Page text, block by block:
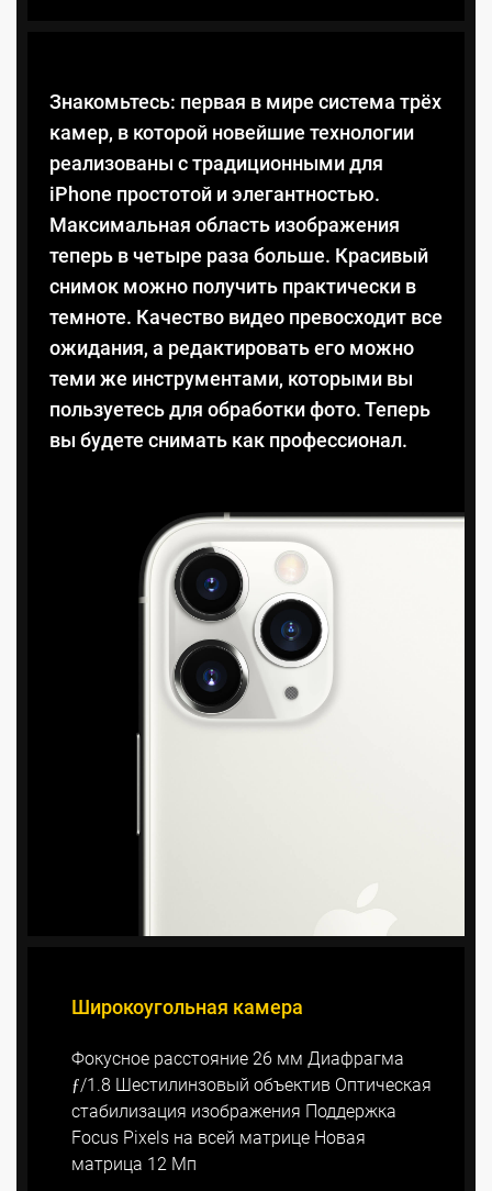
Знакомьтесь: первая в мире система трёх
камер, в которой новейшие технологии
реализованы с традиционными для
iPhone простотой и элегантностью.
Максимальная область изображения
теперь в четыре раза больше. Красивый
снимок можно получить практически в
темноте. Качество видео превосходит все
ожидания, а редактировать его можно
теми же инструментами, которыми вы
пользуетесь для обработки фото. Теперь
вы будете снимать как профессионал.
Широкоугольная камера
Фокусное расстояние 26 мм Диафрагма
ƒ/1.8 Шестилинзовый объектив Оптическая
стабилизация изображения Поддержка
Focus Pixels на всей матрице Новая
матрица 12 Мп